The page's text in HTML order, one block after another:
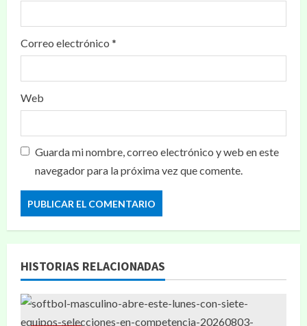
Correo electrónico *
Web
Guarda mi nombre, correo electrónico y web en este
navegador para la próxima vez que comente.
HISTORIAS RELACIONADAS